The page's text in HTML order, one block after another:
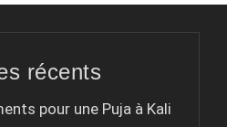
récents
pour une Puja à Kali